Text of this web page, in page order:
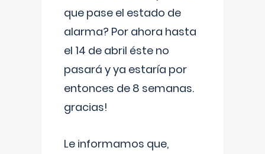
que pase el estado de
alarma? Por ahora hasta
el 14 de abril éste no
pasará y ya estaría por
entonces de 8 semanas.
gracias!
Le informamos que,